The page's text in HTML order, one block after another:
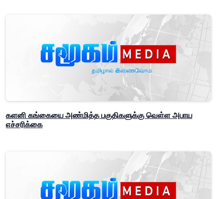
களனி கங்கையை அண்மித்த பகுதிகளுக்கு வௌ்ள அபாய
எச்சரிக்கை